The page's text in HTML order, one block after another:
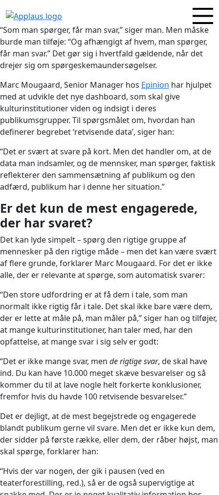
“Som man spørger, får man svar,” siger man. Men måske
burde man tilføje: “Og afhængigt af hvem, man spørger,
får man svar.” Det gør sig i hvertfald gældende, når det
drejer sig om spørgeskemaundersøgelser.
Marc Mougaard, Senior Manager hos Epinion har hjulpet
med at udvikle det nye dashboard, som skal give
kulturinstitutioner viden og indsigt i deres
publikumsgrupper. Til spørgsmålet om, hvordan han
definerer begrebet ‘retvisende data’, siger han:
“Det er svært at svare på kort. Men det handler om, at de
data man indsamler, og de mennsker, man spørger, faktisk
reflekterer den sammensætning af publikum og den
adfærd, publikum har i denne her situation.”
Er det kun de mest engagerede,
der har svaret?
Det kan lyde simpelt – spørg den rigtige gruppe af
mennesker på den rigtige måde – men det kan være svært
af flere grunde, forklarer Marc Mougaard. For det er ikke
alle, der er relevante at spørge, som automatisk svarer:
“Den store udfordring er at få dem i tale, som man
normalt ikke rigtig får i tale. Det skal ikke bare være dem,
der er lette at måle på, man måler på,” siger han og tilføjer,
at mange kulturinstitutioner, han taler med, har den
opfattelse, at mange svar i sig selv er godt:
“Det er ikke mange svar, men de rigtige svar, de skal have
ind. Du kan have 10.000 meget skæve besvarelser og så
kommer du til at lave nogle helt forkerte konklusioner,
fremfor hvis du havde 100 retvisende besvarelser.”
Det er dejligt, at de mest begejstrede og engagerede
blandt publikum gerne vil svare. Men det er ikke kun dem,
der sidder på første række, eller dem, der råber højst, man
skal spørge, forklarer han:
“Hvis der var nogen, der gik i pausen (ved en
teaterforestilling, red.), så er de også supervigtige at